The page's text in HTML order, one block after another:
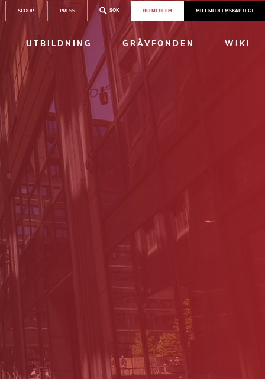
SCOOP PRESS SÖK BLI MEDLEM MITT MEDLEMSKAP I FGJ
UTBILDNING GRÄVFONDEN WIKI